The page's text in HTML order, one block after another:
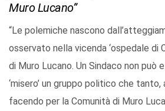
Muro Lucano”
“Le polemiche nascono
osservato nella vicenda ‘ospedale di
di Muro Lucano. Un Sindaco non può
‘misero’ un gruppo politico che
facendo per la Comunità di Muro